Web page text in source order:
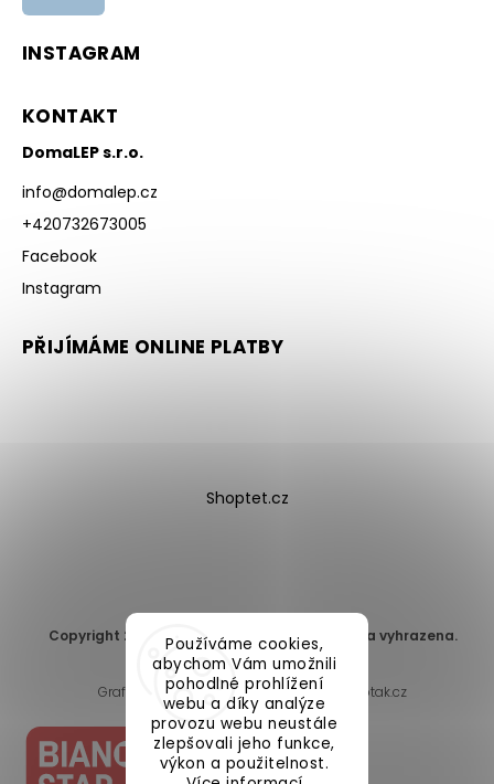
Používáme cookies,
abychom Vám umožnili
pohodlné prohlížení
webu a díky analýze
provozu webu neustále
zlepšovali jeho funkce,
výkon a použitelnost.
INSTAGRAM
KONTAKT
DomaLEP s.r.o.
info@domalep.cz
+420732673005
Facebook
Instagram
PŘIJÍMÁME ONLINE PLATBY
Shoptet.cz
Copyright 2026 DomaLEP s.r.o.
. Všechna práva vyhrazena.
Upravit nastavení cookies
Grafický návrh vytvořil a nakódoval
Shoptak.cz